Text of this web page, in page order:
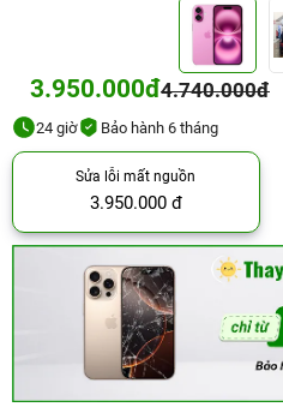
3.950.000đ4.740.000đ
24 giờ Bảo hành 6 tháng
Sửa lỗi mất nguồn
3.950.000 đ